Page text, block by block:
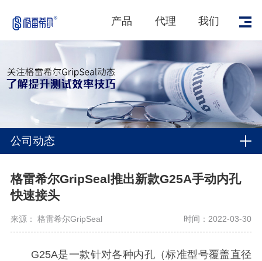
产品 代理 我们
公司动态
格雷希尔GripSeal推出新款G25A手动内孔
快速接头
来源： 格雷希尔GripSeal 时间：2022-03-30
G25A是一款针对各种内孔（标准型号覆盖直径